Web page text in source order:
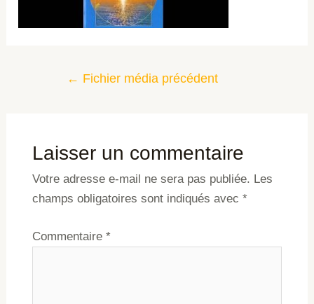
← Fichier média précédent
Laisser un commentaire
Votre adresse e-mail ne sera pas publiée. Les
champs obligatoires sont indiqués avec *
Commentaire *